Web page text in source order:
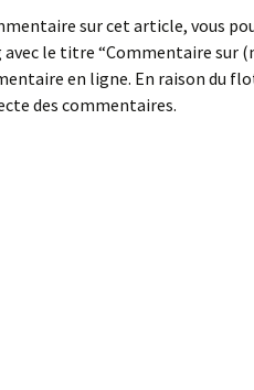
sur cet article, vous
le titre “Commentaire sur
en ligne. En raison du
des commentaires.